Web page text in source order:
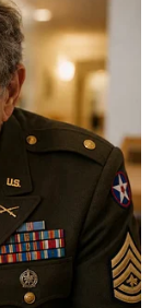
i izabereš